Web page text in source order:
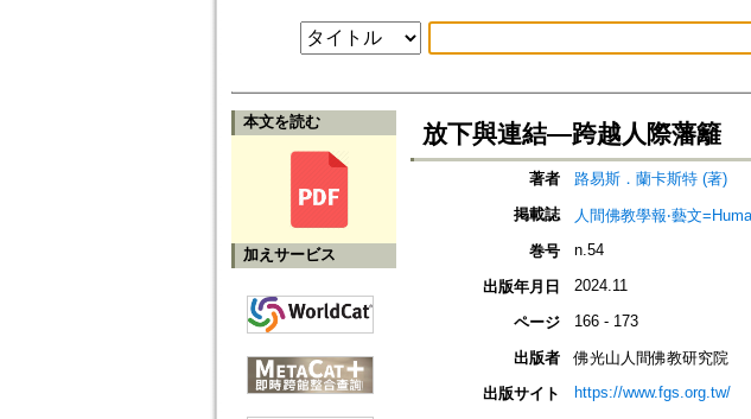
本文を読む
加えサービス
放下與連結—跨越人際藩籬
著者
路易斯．蘭卡斯特 (著)
掲載誌
人間佛教學報‧藝文
巻号
n.54
出版年月日 2024.11
ページ 166 - 173
出版者
佛光山人間佛教研究院
出版サイト
https://www.fgs.org.tw/